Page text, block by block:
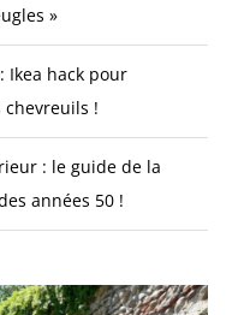
»
Ikea hack pour
chevreuils !
: le guide de la
années 50 !